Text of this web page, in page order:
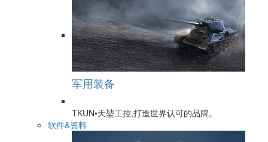
军用装备
TKUN•天堃工控,打造世界认可的品牌。
软件&资料